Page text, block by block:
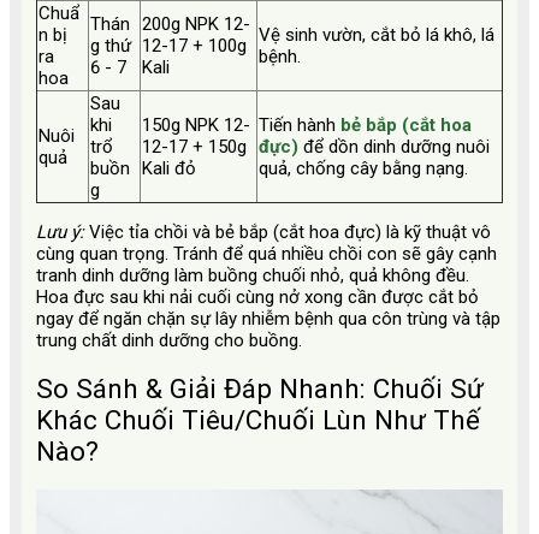
Chuẩ
n bị
ra
hoa
Thán
g thứ
6 - 7
200g NPK 12-
12-17 + 100g
Kali
Vệ sinh vườn, cắt bỏ lá khô, lá
bệnh.
Nuôi
quả
Sau
khi
trổ
buồn
g
150g NPK 12-
12-17 + 150g
Kali đỏ
Tiến hành bẻ bắp (cắt hoa
đực) để dồn dinh dưỡng nuôi
quả, chống cây bằng nạng.
Lưu ý:Việc tỉa chồi và bẻ bắp (cắt hoa đực) là kỹ thuật vô
cùng quan trọng. Tránh để quá nhiều chồi con sẽ gây cạnh
tranh dinh dưỡng làm buồng chuối nhỏ, quả không đều.
Hoa đực sau khi nải cuối cùng nở xong cần được cắt bỏ
ngay để ngăn chặn sự lây nhiễm bệnh qua côn trùng và tập
trung chất dinh dưỡng cho buồng.
So Sánh & Giải Đáp Nhanh: Chuối Sứ
Khác Chuối Tiêu/Chuối Lùn Như Thế
Nào?